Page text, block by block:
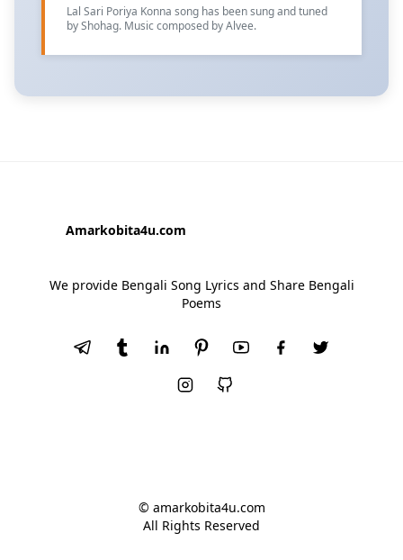
Lal Sari Poriya Konna song has been sung and tuned
by Shohag. Music composed by Alvee.
Amarkobita4u.com
We provide Bengali Song Lyrics and Share Bengali
Poems
© amarkobita4u.com
All Rights Reserved